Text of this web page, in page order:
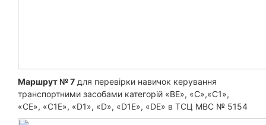
Маршрут № 7 для перевірки навичок керування
транспортними засобами категорій «BE», «С»,«С1»,
«CE», «C1E», «D1», «D», «D1E», «DE» в ТСЦ МВС № 5154